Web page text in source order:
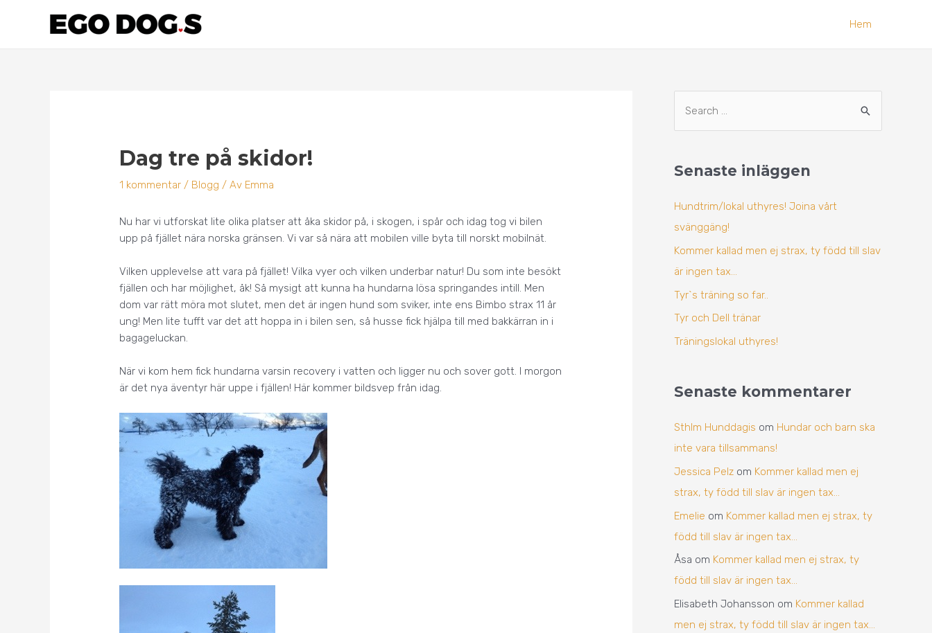
Hem
Dag tre på skidor!
1 kommentar / Blogg / Av Emma
Nu har vi utforskat lite olika platser att åka skidor på, i skogen, i spår och idag tog vi bilen
upp på fjället nära norska gränsen. Vi var så nära att mobilen ville byta till norskt mobilnät.
Vilken upplevelse att vara på fjället! Vilka vyer och vilken underbar natur! Du som inte besökt
fjällen och har möjlighet, åk! Så mysigt att kunna ha hundarna lösa springandes intill. Men
dom var rätt möra mot slutet, men det är ingen hund som sviker, inte ens Bimbo strax 11 år
ung! Men lite tufft var det att hoppa in i bilen sen, så husse fick hjälpa till med bakkärran in i
bagageluckan.
När vi kom hem fick hundarna varsin recovery i vatten och ligger nu och sover gott. I morgon
är det nya äventyr här uppe i fjällen! Här kommer bildsvep från idag.
ö
e
Senaste inläggen
Hundtrim/lokal uthyres! Joina vårt
svänggäng!
Kommer kallad men ej strax, ty född till slav
är ingen tax…
Tyr`s träning so far..
Tyr och Dell tränar
Träningslokal uthyres!
Senaste kommentarer
Sthlm Hunddagis om Hundar och barn ska
inte vara tillsammans!
Jessica Pelz om Kommer kallad men ej
strax, ty född till slav är ingen tax…
Emelie om Kommer kallad men ej strax, ty
född till slav är ingen tax…
Åsa om Kommer kallad men ej strax, ty
född till slav är ingen tax…
Elisabeth Johansson om Kommer kallad
men ej strax, ty född till slav är ingen tax…